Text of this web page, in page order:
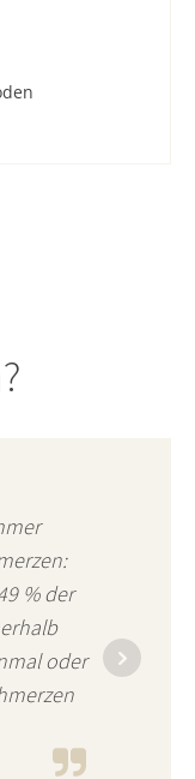
% der
oder